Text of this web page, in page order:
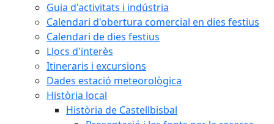
Guia d'activitats i indústria
Calendari d'obertura comercial en dies festius
Calendari de dies festius
Llocs d'interès
Itineraris i excursions
Dades estació meteorològica
Història local
Història de Castellbisbal